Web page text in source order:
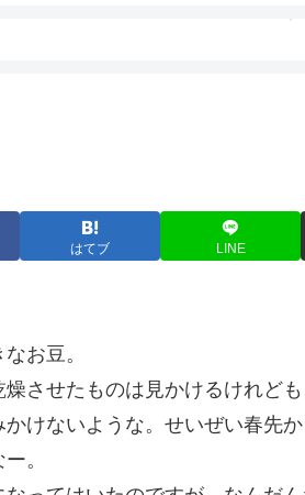
はてブ LINE
お豆。
させたものは見かけるけれども
けないような。せいぜい春先か
。